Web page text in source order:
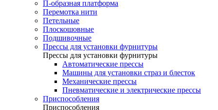
П-образная платформа
Перемотка нити
Петельные
Плоскошовные
Подшивочные
Прессы для установки фурнитуры
Прессы для установки фурнитуры
Автоматические прессы
Машины для установки страз и блесток
Механические прессы
Пневматические и электрические прессы
Приспособления
Приспособления